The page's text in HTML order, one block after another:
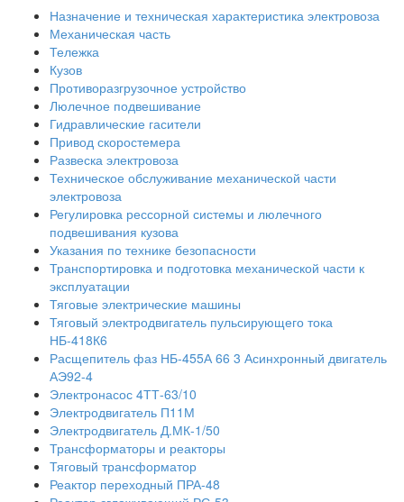
Назначение и техническая характеристика электровоза
Механическая часть
Тележка
Кузов
Противоразгрузочное устройство
Люлечное подвешивание
Гидравлические гасители
Привод скоростемера
Развеска электровоза
Техническое обслуживание механической части
электровоза
Регулировка рессорной системы и люлечного
подвешивания кузова
Указания по технике безопасности
Транспортировка и подготовка механической части к
эксплуатации
Тяговые электрические машины
Тяговый электродвигатель пульсирующего тока
НБ-418К6
Расщепитель фаз НБ-455А 66 3 Асинхронный двигатель
АЭ92-4
Электронасос 4ТТ-63/10
Электродвигатель П11М
Электродвигатель Д.МК-1/50
Трансформаторы и реакторы
Тяговый трансформатор
Реактор переходный ПРА-48